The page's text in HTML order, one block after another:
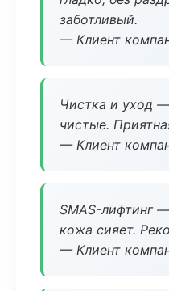
заботливый.
— Клиент
Чистка и уход
чистые.
— Клиент
SMAS-лифтинг
кожа сияет.
— Клиент